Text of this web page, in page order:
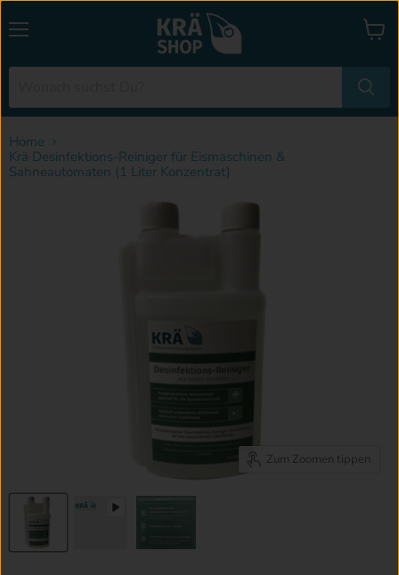
Home
Krä Desinfektions-Reiniger für Eismaschinen &
Sahneautomaten (1 Liter Konzentrat)
Zum Zoomen tippen